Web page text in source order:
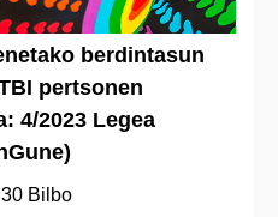
berdintasun
pertsonen
4/2023 Legea
Bilbo